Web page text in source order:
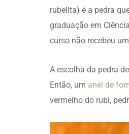
rubelita) é a pedra
graduação em
curso não recebeu
A escolha da pedra
Então, um anel de
vermelho do rubi,